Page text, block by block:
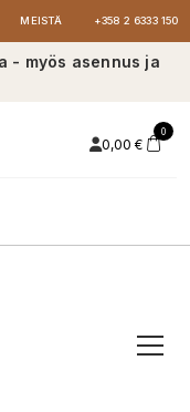
MEISTÄ +358 2 6333 150
- myös asennus ja
0,00 €
0